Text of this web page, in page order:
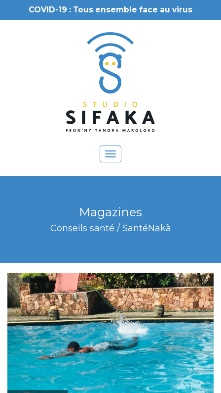
COVID-19 : Tous ensemble face au virus
Toggle
navigation
Magazines
Conseils santé / SantéNakà